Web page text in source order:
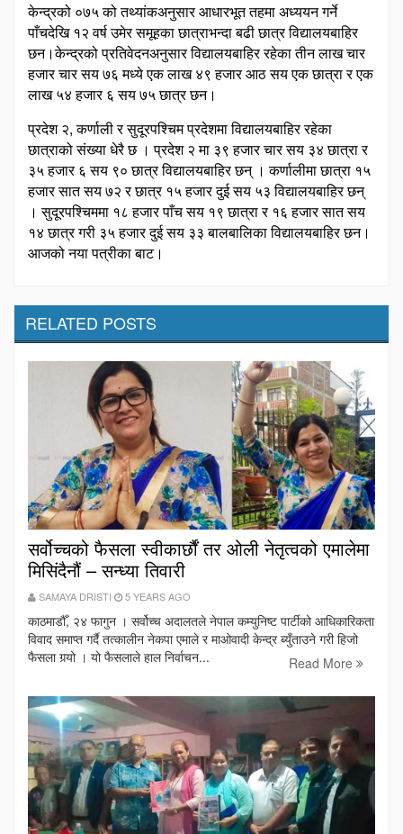
केन्द्रको ०७५ को तथ्यांकअनुसार आधारभूत तहमा अध्ययन गर्ने
पाँचदेखि १२ वर्ष उमेर समूहका छात्राभन्दा बढी छात्र विद्यालयबाहिर
छन।केन्द्रको प्रतिवेदनअनुसार विद्यालयबाहिर रहेका तीन लाख चार
हजार चार सय ७६ मध्ये एक लाख ४९ हजार आठ सय एक छात्रा र एक
लाख ५४ हजार ६ सय ७५ छात्र छन।
प्रदेश २, कर्णाली र सुदूरपश्चिम प्रदेशमा विद्यालयबाहिर रहेका
छात्राको संख्या धेरै छ । प्रदेश २ मा ३९ हजार चार सय ३४ छात्रा र
३५ हजार ६ सय ९० छात्र विद्यालयबाहिर छन् । कर्णालीमा छात्रा १५
हजार सात सय ७२ र छात्र १५ हजार दुई सय ५३ विद्यालयबाहिर छन्
। सुदूरपश्चिममा १८ हजार पाँच सय १९ छात्रा र १६ हजार सात सय
१४ छात्र गरी ३५ हजार दुई सय ३३ बालबालिका विद्यालयबाहिर छन।
आजको नया पत्रीका बाट।
RELATED POSTS
सर्वोच्चको फैसला स्वीकार्छौं तर ओली नेतृत्वको एमालेमा
मिसिंदैनौं – सन्ध्या तिवारी
SAMAYA DRISTI 5 YEARS AGO
काठमाडौँ, २४ फागुन । सर्वोच्च अदालतले नेपाल कम्युनिष्ट पार्टीको आधिकारिकता
विवाद समाप्त गर्दै तत्कालीन नेकपा एमाले र माओवादी केन्द्र ब्युँताउने गरी हिजो
फैसला गर्‍यो । यो फैसलाले हाल निर्वाचन...
Read More